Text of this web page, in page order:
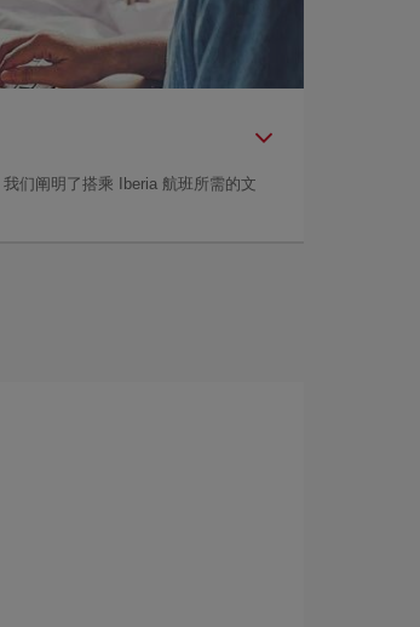
我们阐明了搭乘 Iberia 航班所需的文